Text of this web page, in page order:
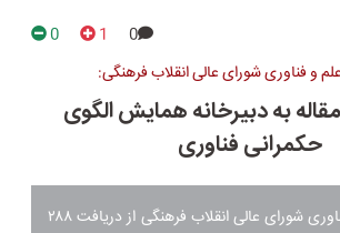
0
1
0
و فناوری شورای عالی انقلاب فرهنگی:
ارسال ۲۸۸ مقاله به دبیرخانه همایش الگوی
حکمرانی فناوری
دبیر ستاد علم و فناوری شورای عالی انقلاب فرهنگی از دریافت ۲۸۸